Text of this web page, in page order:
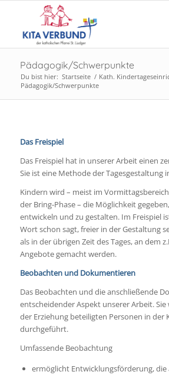
Pädagogik/Schwerpunkte
Du bist hier: Startseite / Kath.
Pädagogik/Schwerpunkte
Das Freispiel
Das Freispiel hat in unserer Arbeit einen
Sie ist eine Methode der Tagesgestaltung
Kindern wird – meist im
der Bring-Phase – die Möglichkeit
entwickeln und zu gestalten. Im Freispiel
Wort schon sagt, freier in der Gestaltung
als in der übrigen Zeit des Tages, an dem
Angebote gemacht werden.
Beobachten und Dokumentieren
Das Beobachten und die anschließende
entscheidender Aspekt unserer Arbeit.
der Erziehung beteiligten Personen in der
durchgeführt.
Umfassende Beobachtung
ermöglicht Entwicklungsförderung, die